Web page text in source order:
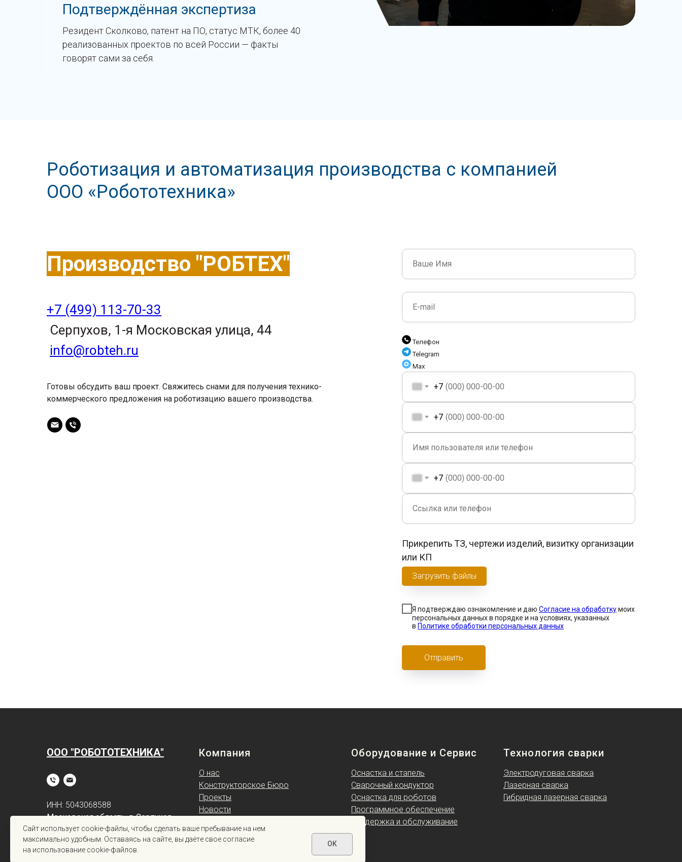
Подтверждённая экспертиза
Резидент Сколково, патент на ПО, статус МТК, более 40
реализованных проектов по всей России — факты
говорят сами за себя.
Роботизация и автоматизация производства с компанией
ООО «Робототехника»
Производство "РОБТЕХ"
+7 (499) 113-70-33
Серпухов, 1-я Московская улица, 44
info@robteh.ru
Готовы обсудить ваш проект. Свяжитесь снами для получения технико-
коммерческого предложения на роботизацию вашего производства.
Телефон
Telegram
Max
+7
+7
+7
Прикрепить ТЗ, чертежи изделий, визитку организации
или КП
Загрузить файлы
Я подтверждаю ознакомление и даю Согласие на обработкумоих
персональных данных в порядке и на условиях, указанных
в Политике обработки персональных данных
Отправить
ООО "РОБОТОТЕХНИКА"
ИНН: 5043068588
Московская область, г. Серпухов,
1-я Московская улица, 44
Компания
О нас
Конструкторское Бюро
Проекты
Новости
Контакты
Оборудование и Сервис
Оснастка и стапель
Сварочный кондуктор
Оснастка для роботов
Программное обеспечение
Поддержка и обслуживание
Технология свар ки
Электродуговая сварка
Лазерная сварка
Гибридная лазерная сварка
Caйт иcпoльзуeт cookie-фaйлы, чтoбы cдeлaть вaшe пpeбывaниe нa нeм
мaкcимaльнo удoбным. Ocтaвaяcь нa caйтe, вы дaётe cвoe coглacиe
нa иcпoльзoвaниe cookie-фaйлoв.
OK